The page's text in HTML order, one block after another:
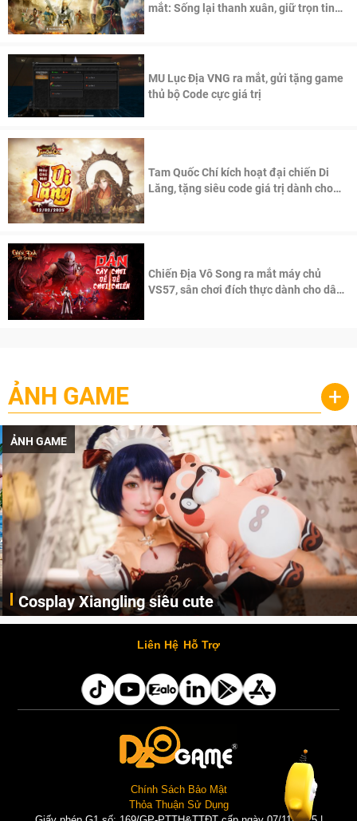
mắt: Sống lại thanh xuân, giữ trọn tinh
MU Lục Địa VNG ra mắt, gửi tặng game
thủ bộ Code cực giá trị
Tam Quốc Chí kích hoạt đại chiến Di
Lăng, tặng siêu code giá trị dành cho
Chiến Địa Vô Song ra mắt máy chủ
VS57, sân chơi đích thực dành cho dân
ẢNH GAME +
ẢNH GAME
Cosplay Xiangling siêu cute
Cùng thưởng thức những hình ảnh cosplay Xiangling trong Genshin Impact siêu dễ thương của người dùng Weibo "阿包也是兔娘"
Liên Hệ Hỗ Trợ
Chính Sách Bảo Mật
Thỏa Thuận Sử Dụng